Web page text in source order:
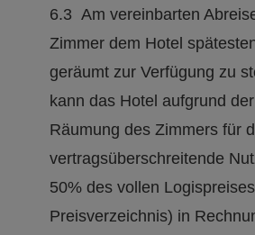
6.3 Am vereinbarten
Zimmer dem Hotel
geräumt zur Verfügung zu
kann das Hotel aufgrund
Räumung des Zimmers für
vertragsüberschreitende
50% des vollen
Preisverzeichnis) in